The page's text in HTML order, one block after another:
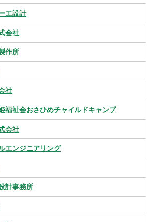
エ設計
会社
作所
社
福祉会おさひめチャイルドキャンプ
会社
エンジニアリング
計事務所